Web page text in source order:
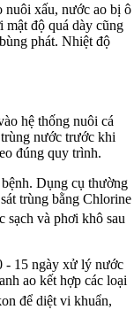
nuôi xấu, nước ao bị ô
mật độ quá dày cũng
phát. Nhiệt độ
hệ thống nuôi cá
nước trước khi
đúng quy trình.
Dụng cụ thường
trùng bằng Chlorine
sạch và phơi khô sau
- 15 ngày xử lý nước
ao kết hợp các loại
để diệt vi khuẩn,